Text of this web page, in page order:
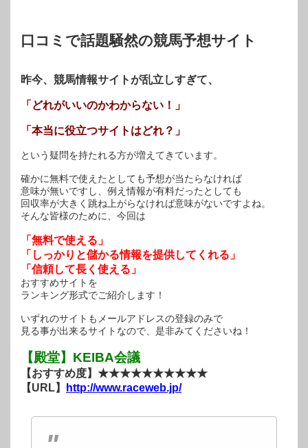
開
き
口コミで話題騒然の競馬予想サイト
昨今、競馬情報サイトが乱立しすぎて、
「どれがいいのかわからない！」
「本当に役立つサイトはどれ？」
という疑問を持たれる方が増えてきています。
確かに無料で使えたとしても予想が当たらなければ
意味が無いですし、例え情報が有料だったとしても
回収率が大きく跳ね上がらなければ意味がないですよね。
そんな皆様のために、今回は
「無料で使える」
「しっかりと儲かる情報を提供してくれる」
「信頼して長く使える」
おすすめサイトを
ランキング形式でご紹介します！
いずれのサイトもメールアドレスの登録のみで
見る事が出来るサイトなので、是非みてくださいね！
【殿堂】KEIBA会議
【おすすめ度】★★★★★★★★★★
【URL】
http://www.raceweb.jp/